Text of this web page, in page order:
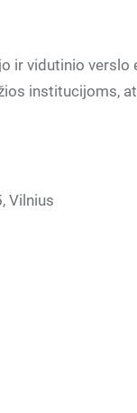
ir vidutinio verslo
institucijoms,
Vilnius